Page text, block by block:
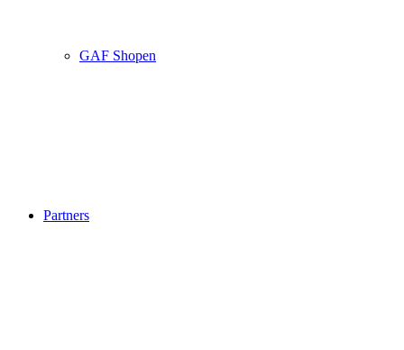
GAF Shopen
Partners